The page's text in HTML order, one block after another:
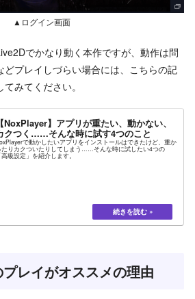
▲ログイン画面
でかなり動く本作ですが、動作は問
どプレイしづらい場合には、こちらの記
みてください。
【NoxPlayer】アプリが重たい、動かない、
クつく……そんな時に試す4つのこと
で動かしたいアプリをインストールはできたけど、重か
たりカクついたりしてしまう……そんな時に試したい4つの
高級設定」を紹介します。
レイがオススメの理由